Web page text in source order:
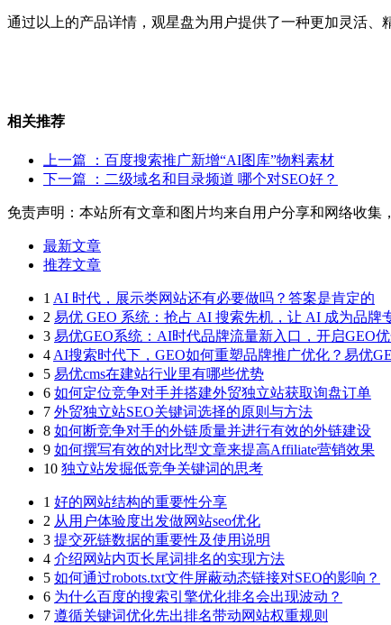
通过以上的产品详情，观星盘为用户提供了一种更加灵活
相关推荐
上一篇
：百度搜索推广新增“AI图库”物料素材
下一篇
：二级域名和目录频道 哪个对SEO好？
免责声明：本站所有文章和图片均来自用户分享和网络收
最新文章
推荐文章
1 AI 时代，展示类网站还有必要做吗？答案是肯定的
2 易优 GEO 系统：抢占 AI 搜索先机，让 AI 成为品牌
3 易优GEO系统：AI时代品牌流量新入口，开启GEO
4 AI搜索时代下，GEO如何重塑品牌推广优化？易优
5 易优cms在建站行业里有哪些优势
6 如何定位竞争对手并搭建外贸独立站获取询盘订单
7 外贸独立站SEO关键词选择的原则与方法
8 如何断竞争对手的外链质量并进行有效的外链建设
9 如何撰写有效的对比型文章来提高Affiliate营销效果
10 独立站发掘低竞争关键词的思考
1 好的网站结构的重要性分享
2 从用户体验度出发做网站seo优化
3 提交死链数据的重要性及使用说明
4 介绍网站内页长尾词排名的实现方法
5 如何通过robots.txt文件屏蔽动态链接对SEO的影响？
6 为什么百度的搜索引擎优化排名会出现波动？
7 遵循关键词优化先出排名带动网站权重规则